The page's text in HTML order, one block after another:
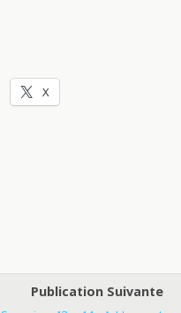
X
Publication Suivante